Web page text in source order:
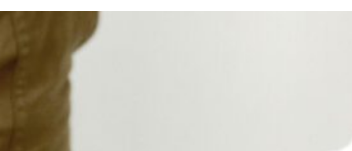
2026:
Vorschriften
musst